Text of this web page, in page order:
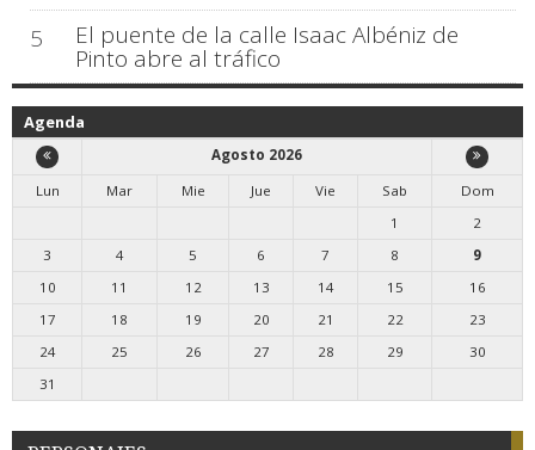
5
El puente de la calle Isaac Albéniz de
Pinto abre al tráfico
Agenda
Agosto 2026
Lun
Mar Mie Jue Vie Sab
Dom
1
2
3
4 5 6 7 8
9
10
11 12 13 14 15
16
17
18 19 20 21 22
23
24
25 26 27 28 29
30
31